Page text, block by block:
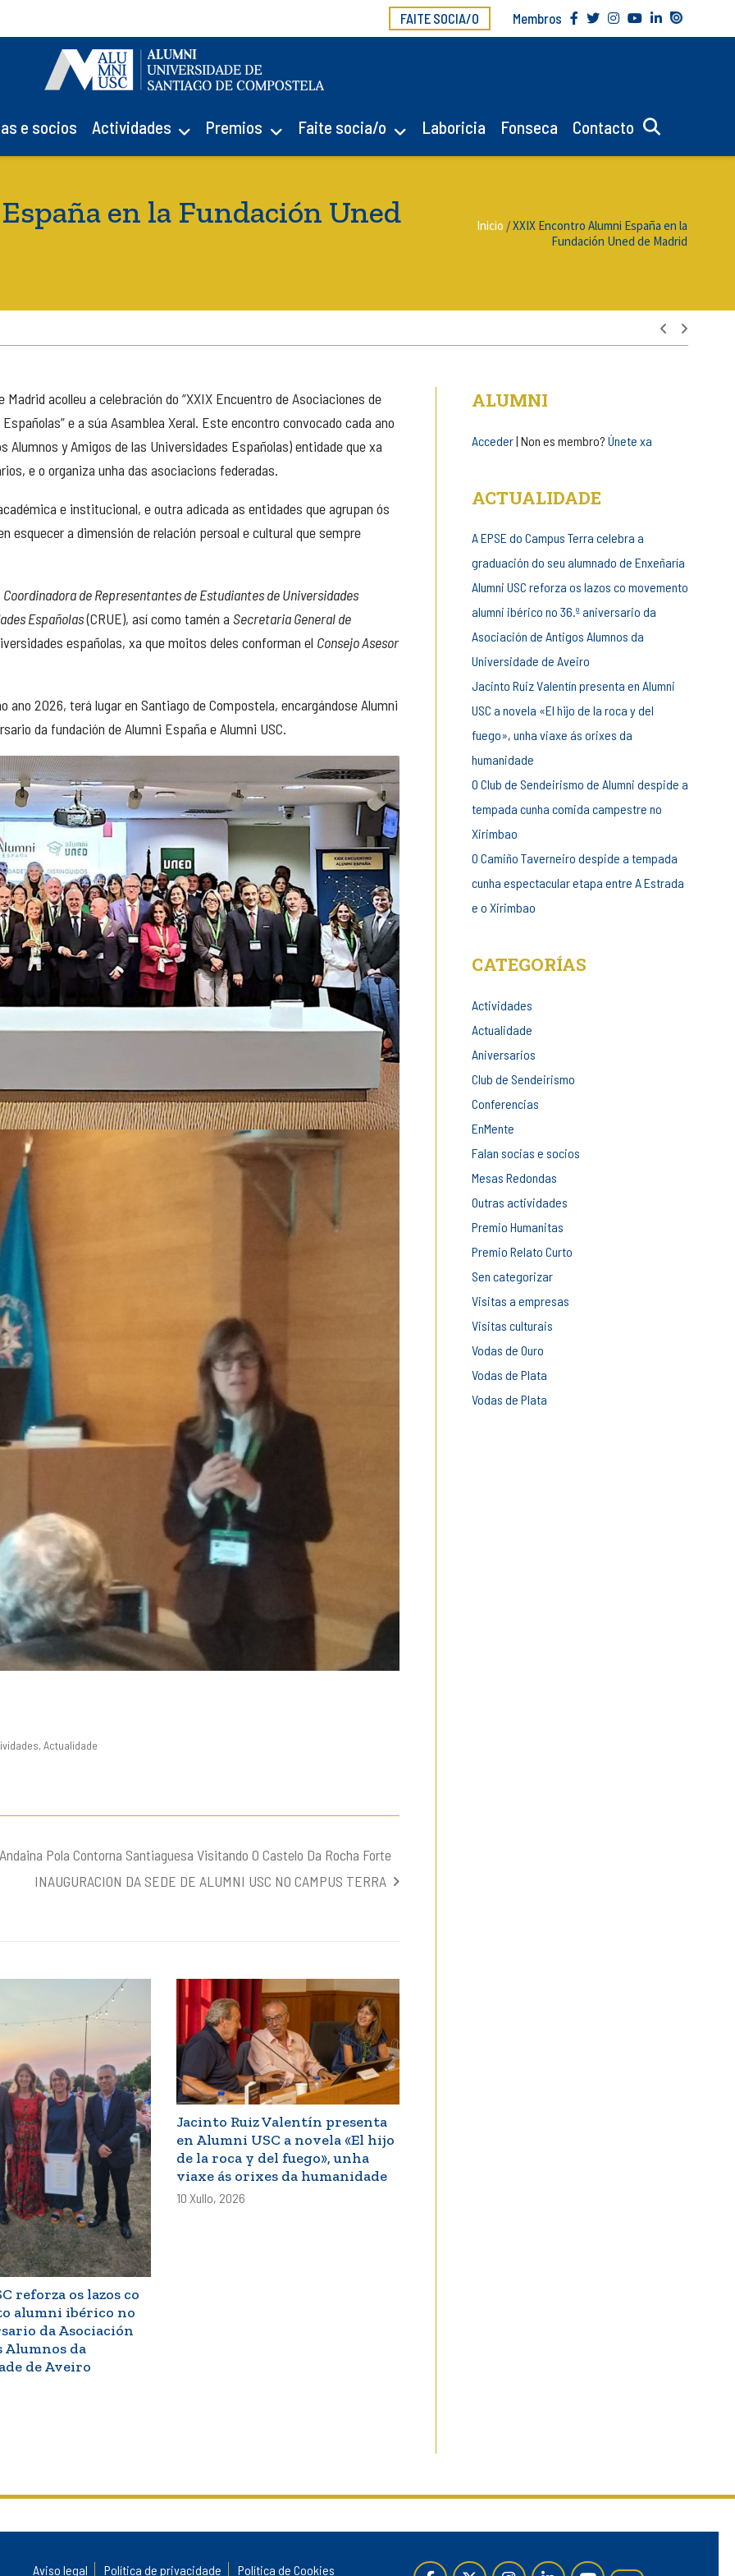
FAITE SOCIA/O Membros
e socios Actividades Premios Faite socia/o Laboricia Fonseca Contacto
en la Fundación Uned Inicio /XXIX Encontro Alumni España en la
Fundación Uned de Madrid
Madrid acolleu a celebración do “XXIX Encuentro de Asociaciones de
e a súa Asamblea Xeral. Este encontro convocado cada ano
Alumnos y Amigos de las Universidades Españolas) entidade que xa
e o organiza unha das asociacions federadas.
e institucional, e outra adicada as entidades que agrupan ós
esquecer a dimensión de relación persoal e cultural que sempre
Coordinadora de Representantes de Estudiantes de Universidades
Españolas(CRUE), así como tamén a Secretaria General de
españolas, xa que moitos deles conforman el Consejo Asesor
2026, terá lugar en Santiago de Compostela, encargándose Alumni
da fundación de Alumni España e Alumni USC.
,Actualidade
Pola Contorna Santiaguesa Visitando O Castelo Da Rocha Forte
INAUGURACION DA SEDE DE ALUMNI USC NO CAMPUS TERRA
reforza os lazos co
alumni ibérico no
da Asociación
Alumnos da
de Aveiro
Jacinto Ruiz Valentín presenta
en Alumni USC a novela «El hijo
de la roca y del fuego», unha
viaxe ás orixes da humanidade
10 Xullo, 2026
ALUMNI
Acceder| Non es membro? Únete xa
ACTUALIDADE
A EPSE do Campus Terra celebra a
graduación do seu alumnado de Enxeñaría
Alumni USC reforza os lazos co movemento
alumni ibérico no 36.º aniversario da
Asociación de Antigos Alumnos da
Universidade de Aveiro
Jacinto Ruiz Valentín presenta en Alumni
USC a novela «El hijo de la roca y del
fuego», unha viaxe ás orixes da
humanidade
O Club de Sendeirismo de Alumni despide a
tempada cunha comida campestre no
Xirimbao
O Camiño Taverneiro despide a tempada
cunha espectacular etapa entre A Estrada
e o Xirimbao
CATEGORÍAS
Actividades
Actualidade
Aniversarios
Club de Sendeirismo
Conferencias
EnMente
Falan socias e socios
Mesas Redondas
Outras actividades
Premio Humanitas
Premio Relato Curto
Sen categorizar
Visitas a empresas
Visitas culturais
Vodas de Ouro
Vodas de Plata
Vodas de Plata
Aviso legal Política de privacidade Política de Cookies